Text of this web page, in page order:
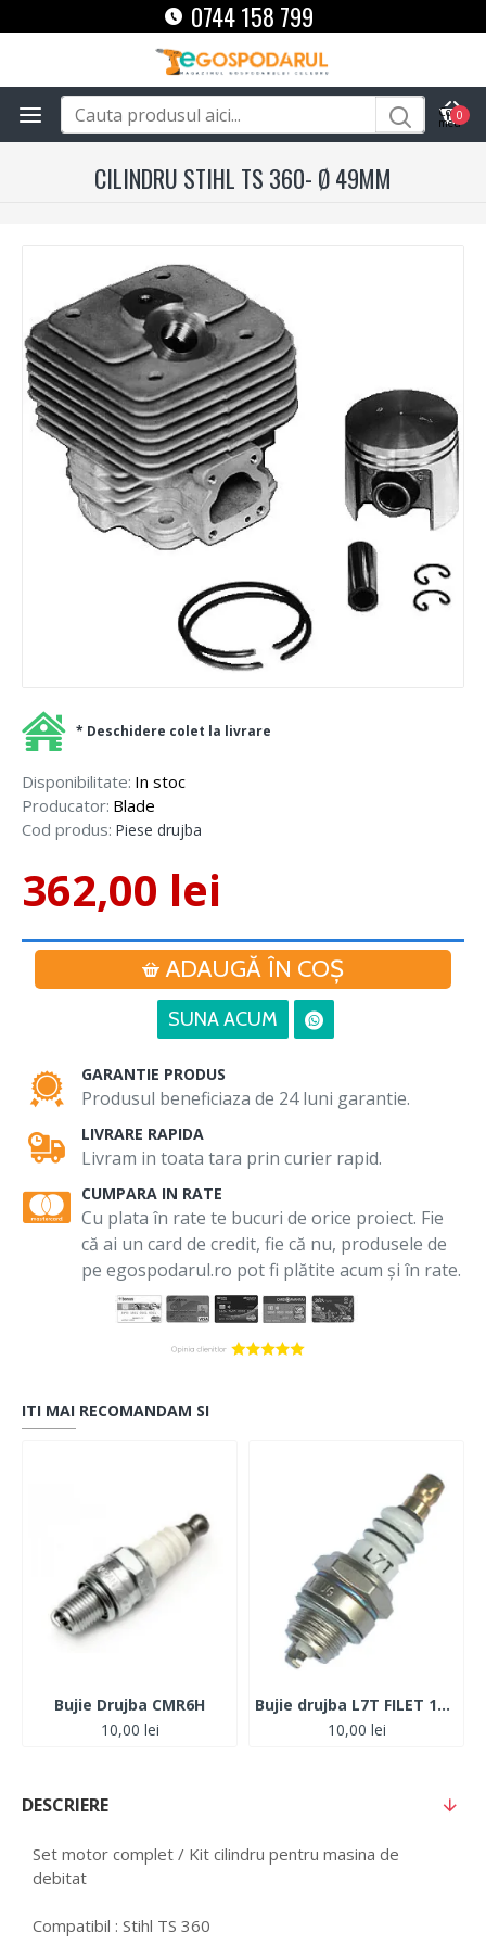
0744 158 799
0
CILINDRU STIHL TS 360- Ø 49MM
Disponibilitate: In stoc
Producator: Blade
Cod produs: Piese drujba
362,00 lei
ADAUGĂ ÎN COŞ
SUNA ACUM
* Deschidere colet la livrare
GARANTIE PRODUS
Produsul beneficiaza de 24 luni garantie.
LIVRARE RAPIDA
Livram in toata tara prin curier rapid.
CUMPARA IN RATE
Cu plata în rate te bucuri de orice proiect. Fie
că ai un card de credit, fie că nu, produsele de
pe egospodarul.ro pot fi plătite acum și în rate.
ITI MAI RECOMANDAM SI
Bujie Drujba CMR6H
10,00 lei
Bujie drujba L7T FILET 14MM, HEXAGON 19MM
10,00 lei
DESCRIERE
Set motor complet / Kit cilindru pentru masina de
debitat
Compatibil : Stihl TS 360